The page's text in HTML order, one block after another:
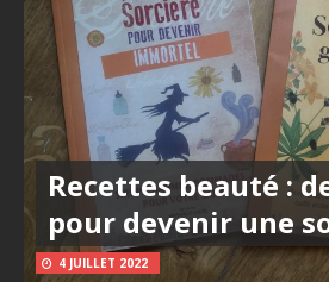
Recettes beauté :
pour devenir une
4 JUILLET 2022